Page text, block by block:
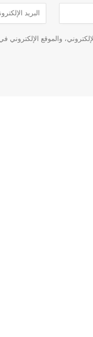
والموقع الإلكتروني